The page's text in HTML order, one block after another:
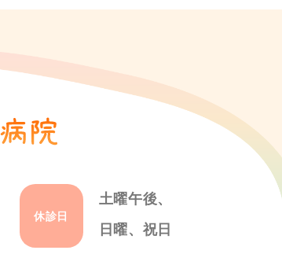
休診日
土曜午後、
日曜、祝日